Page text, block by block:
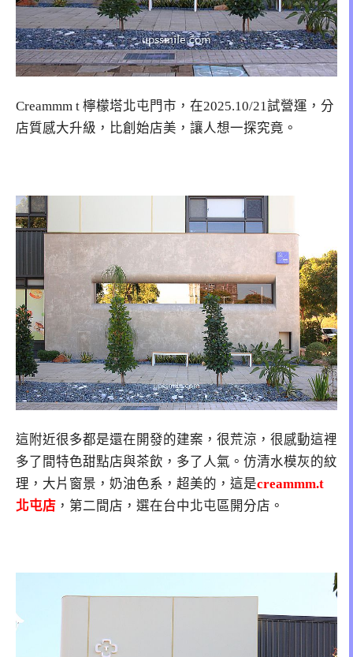
Creammm t 檸檬塔北屯門市，在2025.10/21試營運，分
店質感大升級，比創始店美，讓人想一探究竟。
這附近很多都是還在開發的建案，很荒涼，很感動這裡
多了間特色甜點店與茶飲，多了人氣。仿清水模灰的紋
理，大片窗景，奶油色系，超美的，這是creammm.t
北屯店 ，第二間店，選在台中北屯區開分店。